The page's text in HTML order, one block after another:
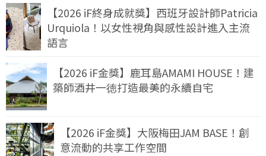
【2026 iF終身成就獎】西班牙設計師Patricia
Urquiola！以女性視角與感性設計進入主流
語言
【2026 iF金獎】鹿耳島AMAMI HOUSE！建
築師酒井一徳打造最美的永續自宅
【2026 iF金獎】大阪梅田JAM BASE！創
意流動的共享工作空間